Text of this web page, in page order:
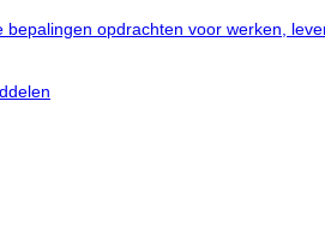
bepalingen opdrachten voor werken,